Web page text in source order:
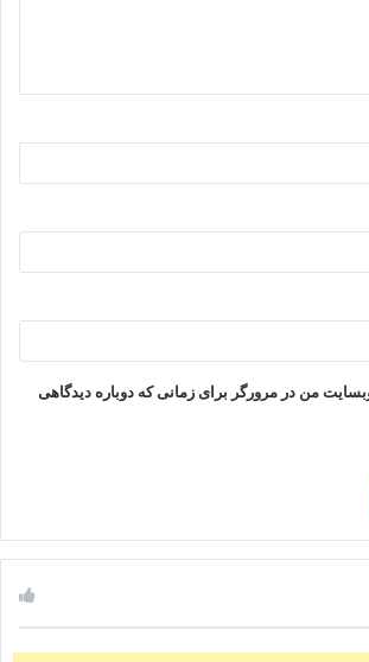
من در مرورگر برای زمانی که دوباره دیدگاهی